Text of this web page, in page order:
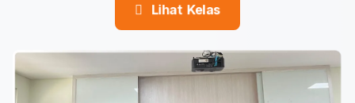
Lihat Kelas